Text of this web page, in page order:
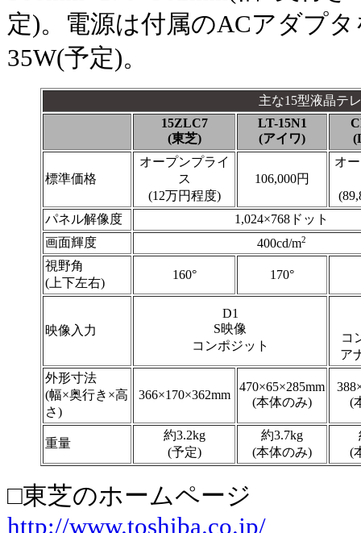
定)。電源は付属のACアダプ
35W(予定)。
主な15型液晶テ
15ZLC7
(東芝)
LT-15N1
(アイワ)
標準価格
オープンプライ
ス
(12万円程度)
106,000円
オ
パネル解像度
1,024×768ドット
画面輝度
400cd/m2
視野角
(上下左右)
160° 170°
映像入力
D1
S映像
コンポジット
コ
ア
外形寸法
(幅×奥行き×高
さ)
366×170×362mm
470×65×285mm
(本体のみ)
(
重量
約3.2kg
(予定)
約3.7kg
(本体のみ)
(
□東芝のホームページ
http://www.toshiba.co.jp/